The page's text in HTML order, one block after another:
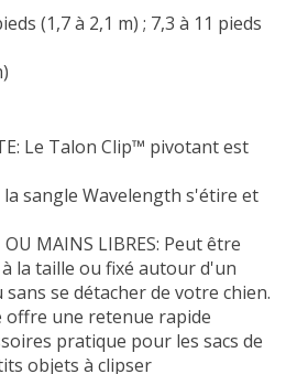
(1,7 à 2,1 m) ; 7,3 à 11 pieds
Le Talon Clip™ pivotant est
sangle Wavelength s'étire et
OU MAINS LIBRES: Peut être
la taille ou fixé autour d'un
se détacher de votre chien.
offre une retenue rapide
pratique pour les sacs de
objets à clipser